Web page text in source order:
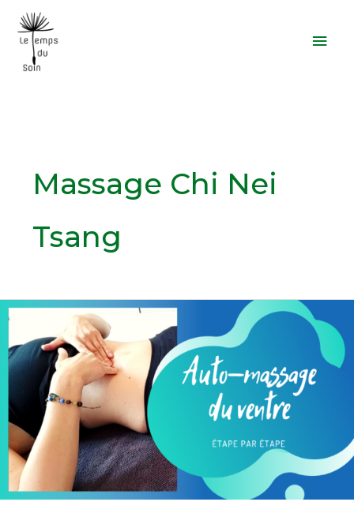
contenu
Massage Chi Nei
Tsang
Comment
un
auto-
massage
du
ventre